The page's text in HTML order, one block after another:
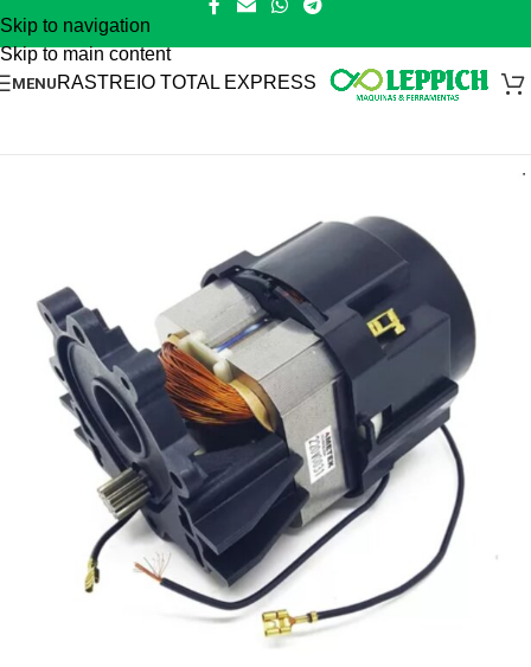
Skip to navigation
Skip to main content
MENU RASTREIO TOTAL EXPRESS